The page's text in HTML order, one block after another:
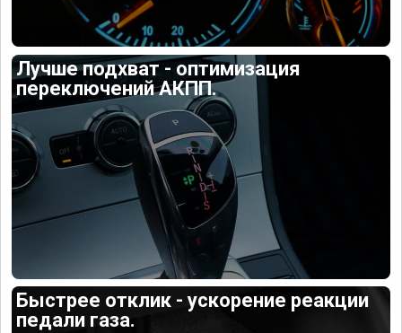
Лучше подхват - оптимизация
переключений АКПП.
Быстрее отклик - ускорение реакции
педали газа.